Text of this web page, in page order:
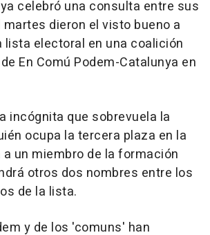
celebró una consulta entre sus
dieron el visto bueno a
lista electoral en una coalición
En Comú Podem-Catalunya en
incógnita que sobrevuela la
ocupa la tercera plaza en la
un miembro de la formación
otros dos nombres entre los
de la lista.
y de los 'comuns' han